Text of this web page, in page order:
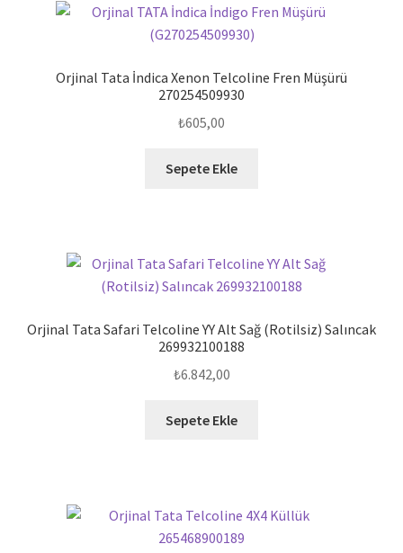
Orjinal Tata İndica Xenon Telcoline Fren Müşürü
270254509930
₺605,00
Sepete Ekle
Orjinal Tata Safari Telcoline YY Alt Sağ (Rotilsiz) Salıncak
269932100188
₺6.842,00
Sepete Ekle